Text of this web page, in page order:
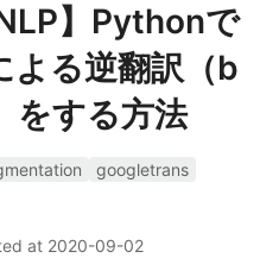
】Pythonで
よる逆翻訳（b
する方法
googletrans
at 2020-09-02